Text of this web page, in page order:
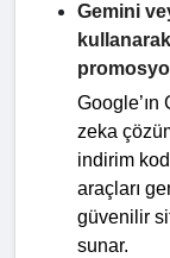
Gemini
zeka
indirim
araçları
güvenilir
sunar.